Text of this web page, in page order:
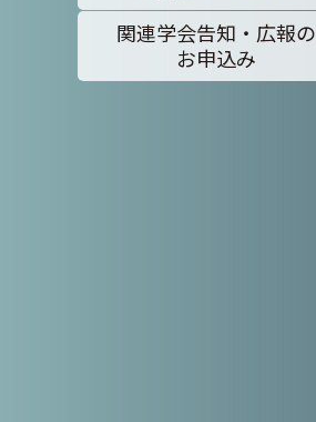
関連学会告知・広報の
お申込み